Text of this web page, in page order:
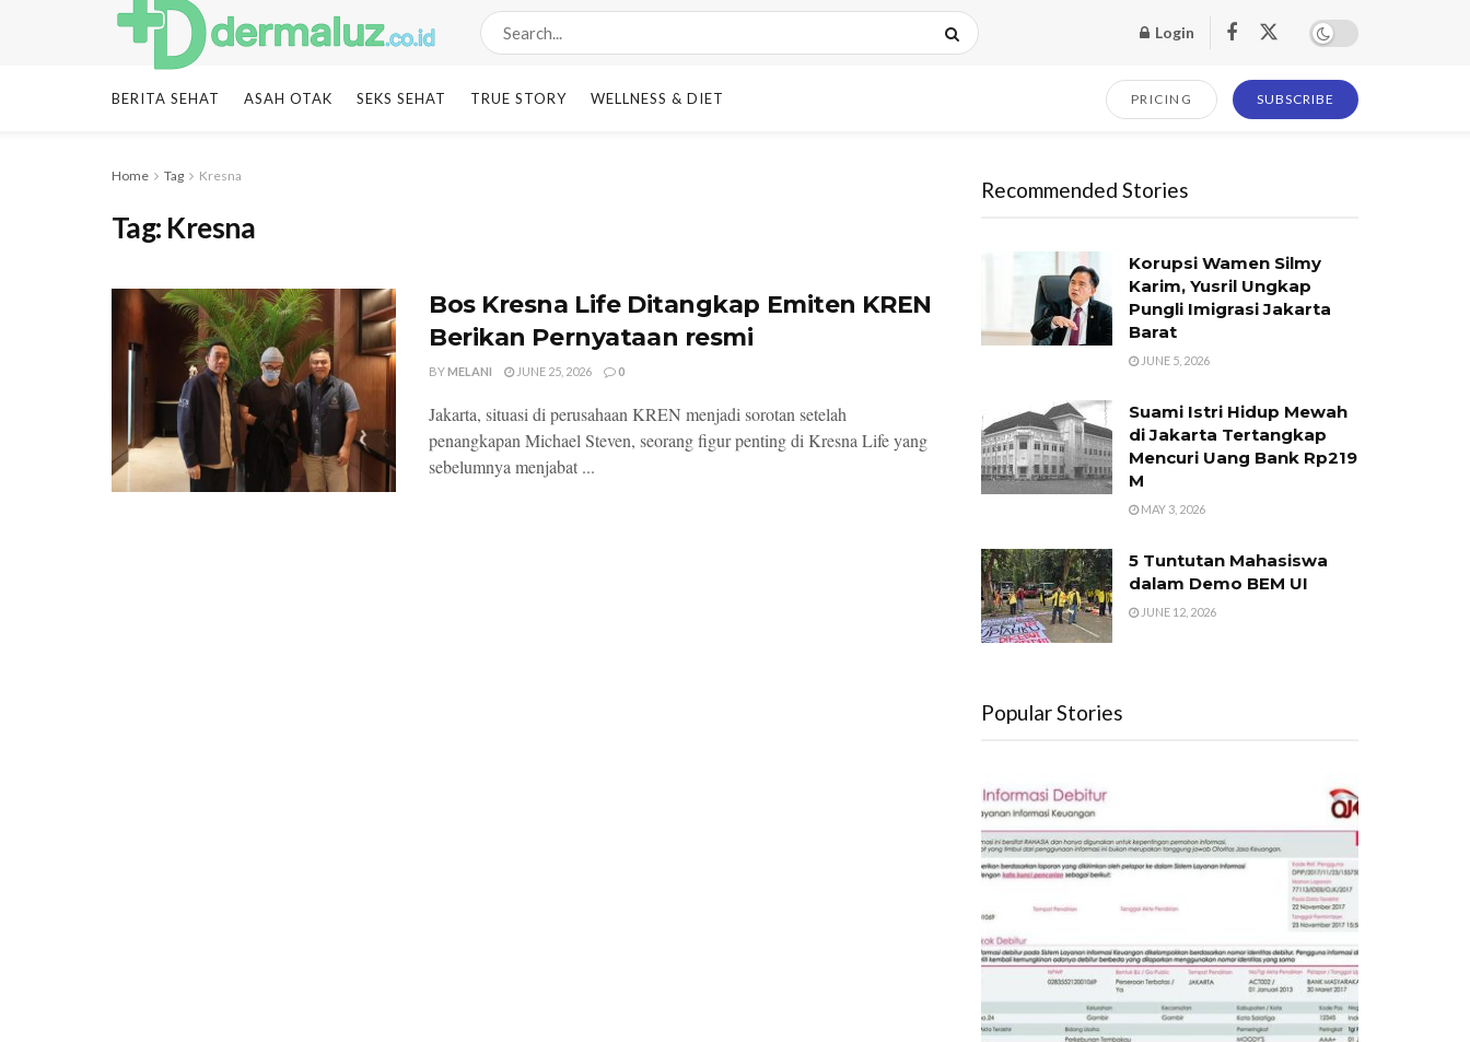
Login
BERITA SEHAT ASAH OTAK SEKS SEHAT TRUE STORY WELLNESS & DIET PRICING SUBSCRIBE
Home Tag Kresna
Tag: Kresna
Bos Kresna Life Ditangkap Emiten KREN
Berikan Pernyataan resmi
BYMELANI JUNE 25, 2026 0
Jakarta, situasi di perusahaan KREN menjadi sorotan setelah
penangkapan Michael Steven, seorang figur penting di Kresna Life yang
sebelumnya menjabat ...
Recommended Stories
Korupsi Wamen Silmy
Karim, Yusril Ungkap
Pungli Imigrasi Jakarta
Barat
JUNE 5, 2026
Suami Istri Hidup Mewah
di Jakarta Tertangkap
Mencuri Uang Bank Rp219
M
MAY 3, 2026
5 Tuntutan Mahasiswa
dalam Demo BEM UI
JUNE 12, 2026
Popular Stories